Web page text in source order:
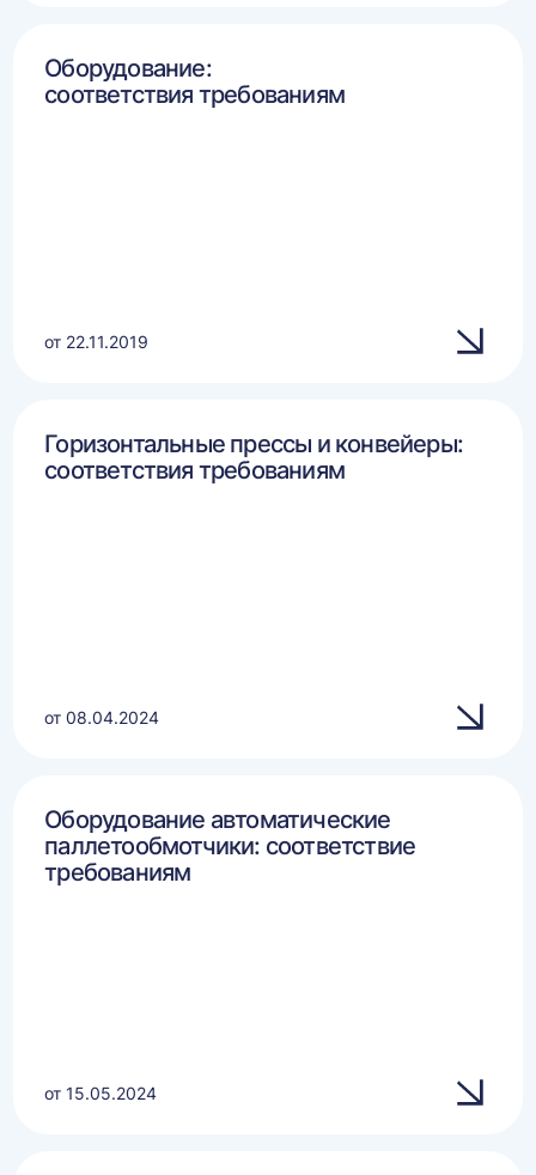
Оборудование:
соответствия требованиям
от 22.11.2019
Горизонтальные прессы и конвейеры:
соответствия требованиям
от 08.04.2024
Оборудование автоматические
паллетообмотчики: соответствие
требованиям
от 15.05.2024